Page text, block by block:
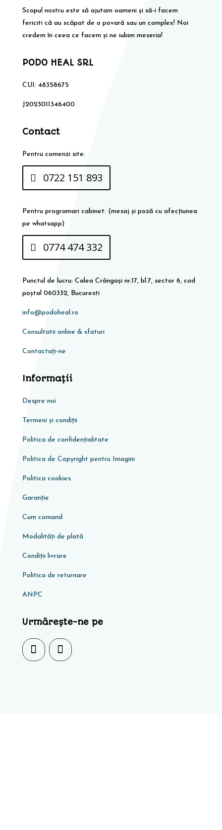
Scopul nostru este să ajutam oameni și să-i facem
fericiti că au scăpat de o povară sau un complex! Noi
credem în ceea ce facem și ne iubim meseria!
PODO HEAL SRL
CUI: 48358675
J2023011346400
Contact
Pentru comenzi site:
0722 151 893
Pentru programari cabinet: (mesaj și poză cu afecțiunea
pe whatsapp)
0774 474 332
Punctul de lucru: Calea Crângași nr.17, bl.7, sector 6, cod
poștal 060332, Bucuresti
info@podoheal.ro
Consultatii online & sfaturi
Contactați-ne
Informaţii
Despre noi
Termeni și condiții
Politica de confidențialitate
Politica de Copyright pentru Imagini
Politica cookies
Garanţie
Cum comand
Modalități de plată
Condiţii livrare
Politica de returnare
ANPC
Urmărește-ne pe